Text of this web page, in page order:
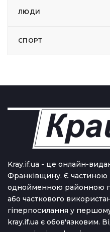
ЛЮДИ
СПОРТ
Kray.if.ua - це онлайн-
Франківщину. Є частиною
однойменною районною
або часткового
гіперпосилання у
kray.if.ua є обов'язковим.